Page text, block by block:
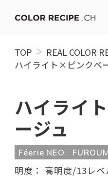
TOP
REAL COLOR
ハイライト×ピンクベ
ハイライ
ージュ
Féerie NEO
明度： 高明度/13レベ